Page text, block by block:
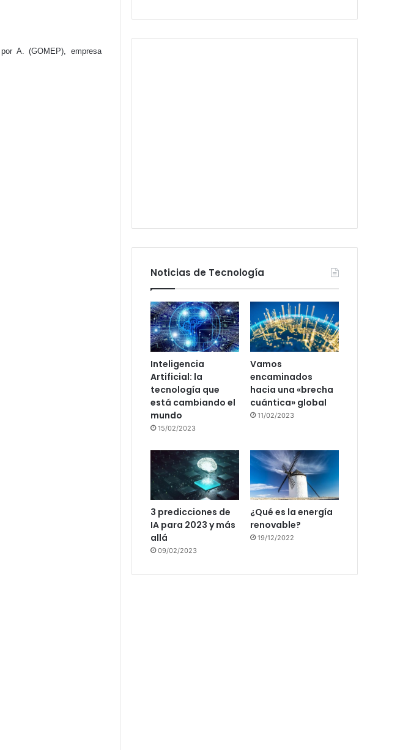
A. (GOMEP), empresa
Noticias de Tecnología
Inteligencia
Artificial: la
tecnología que
está cambiando el
mundo
15/02/2023
Vamos
encaminados
hacia una «brecha
cuántica» global
11/02/2023
3 predicciones de
IA para 2023 y más
allá
09/02/2023
¿Qué es la energía
renovable?
19/12/2022